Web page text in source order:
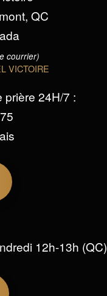
QC
courrier)
VICTOIRE
prière 24H/7 :
12h-13h (QC)